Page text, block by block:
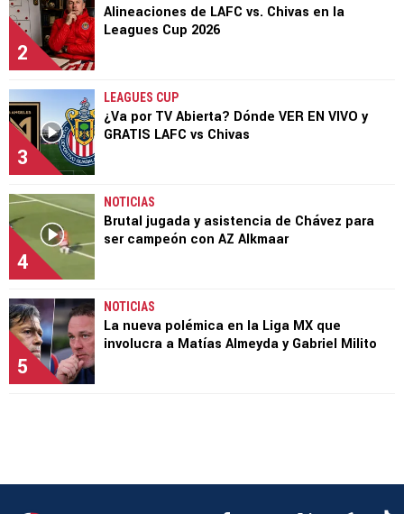
2
Alineaciones de LAFC vs. Chivas en la
Leagues Cup 2026
3
LEAGUES CUP
¿Va por TV Abierta? Dónde VER EN VIVO y
GRATIS LAFC vs Chivas
4
NOTICIAS
Brutal jugada y asistencia de Chávez para
ser campeón con AZ Alkmaar
5
NOTICIAS
La nueva polémica en la Liga MX que
involucra a Matías Almeyda y Gabriel Milito